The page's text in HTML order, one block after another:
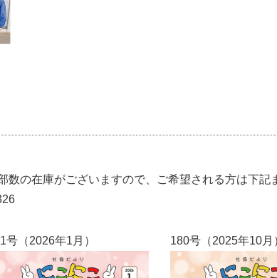
の在庫がございますので、ご希望される方は下記
号（2026年1月） 180号（2025年10月